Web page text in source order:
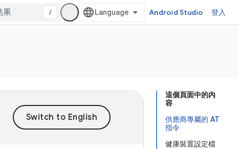
/ Android Studio 登入
這個頁面中的內
容
供應商專屬的 AT
指令
健康裝置設定檔